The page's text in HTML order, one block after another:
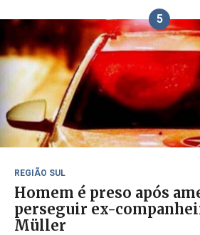
5
REGIÃO SUL
Homem é preso após
perseguir ex-
Müller